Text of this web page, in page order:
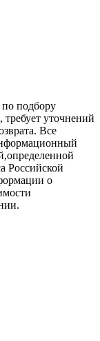
подбору
требует уточнений
Все
Российской
о